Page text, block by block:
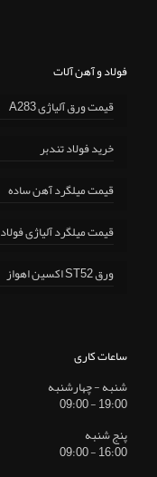
فولاد و آهن آلات
قیمت ورق آلیاژی A283
خرید فولاد تندبر
قیمت میلگرد آهن ساده
قیمت میلگرد آلیاژی فولاد MO40
ورق ST52 اکسین اهواز
ساعات کاری
شنبه - چهارشنبه
19:00 - 09:00
پنج شنبه
16:00 - 09:00